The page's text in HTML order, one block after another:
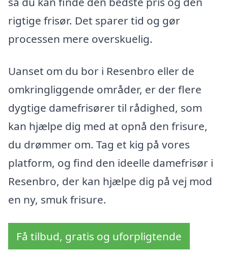
rigtige frisør. Det sparer tid og gør
processen mere overskuelig.
Uanset om du bor i Resenbro eller de
omkringliggende områder, er der flere
dygtige damefrisører til rådighed, som
kan hjælpe dig med at opnå den frisure,
du drømmer om. Tag et kig på vores
platform, og find den ideelle damefrisør i
Resenbro, der kan hjælpe dig på vej mod
en ny, smuk frisure.
Få tilbud, gratis og uforpligtende